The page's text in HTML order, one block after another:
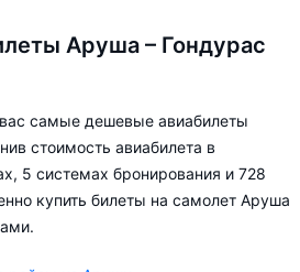
Аруша – Гондурас
самые дешевые авиабилеты
стоимость авиабилета в
5 системах бронирования и 728
купить билеты на самолет Аруша